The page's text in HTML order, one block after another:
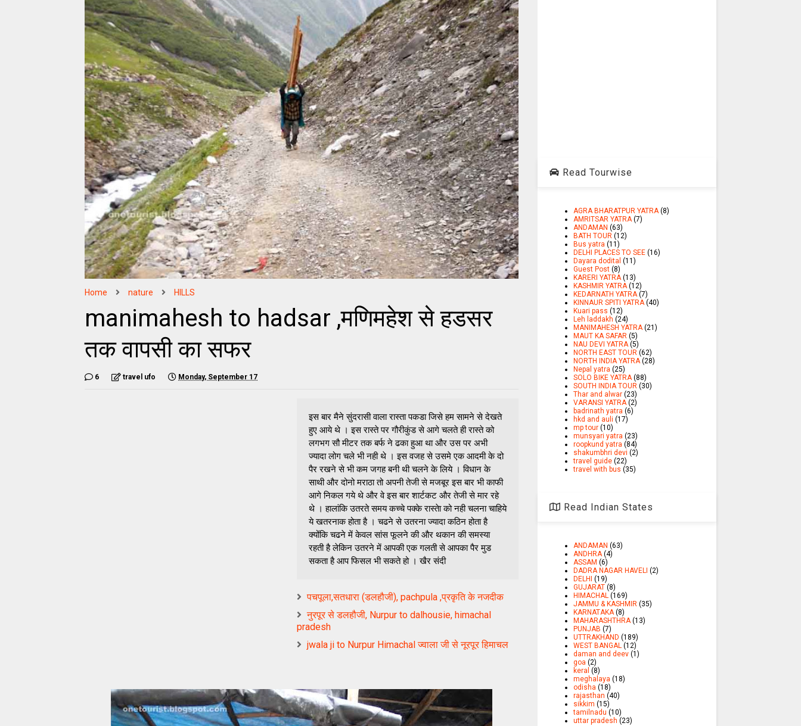
Home nature HILLS
manimahesh to hadsar ,मणिमहेश से हडसर
तक वापसी का सफर
6 travel ufo Monday, September 17
इस बार मैने सुंदरासी वाला रास्ता पकडा जिसे हम सामने से देखते
हुए आये थे । इस रास्ते पर गौरीकुंड से आगे चलते ही रास्ते को
लगभग सौ मीटर तक बर्फ ने ढका हुआ था और उस पर अभी
ज्यादा लोग चले भी नही थे । इस वजह से उसमे एक आदमी के दो
पैर रखने से भी कम जगह बनी थी चलने के लिये । विधान के
साथी और दोनो मराठा तो अपनी तेजी से मजबूर इस बार भी काफी
आगे निकल गये थे और वे इस बार शार्टकट और तेजी से मार रहे
थे । हालांकि उतरते समय कच्चे पक्के रास्तेा को नही चलना चाहिये
ये खतरनाक होता है । चढने से उतरना ज्यादा कठिन होता है
क्योंकि चढने में केवल सांस फूलने की और थकान की समस्या
रहती है लेकिन उतरने में आपकी एक गलती से आपका पैर मुड
सकता है आप फिसल भी सकते हो । खैर संदी
पचपूला,सतधारा (डलहौजी), pachpula ,प्रकृति के नजदीक
नुरपूर से डलहौजी, Nurpur to dalhousie, himachal
pradesh
jwala ji to Nurpur Himachal ज्वाला जी से नूरपूर हिमाचल
Read Tourwise
AGRA BHARATPUR YATRA (8)
AMRITSAR YATRA (7)
ANDAMAN (63)
BATH TOUR (12)
Bus yatra (11)
DELHI PLACES TO SEE (16)
Dayara dodital (11)
Guest Post (8)
KARERI YATRA (13)
KASHMIR YATRA (12)
KEDARNATH YATRA (7)
KINNAUR SPITI YATRA (40)
Kuari pass (12)
Leh laddakh (24)
MANIMAHESH YATRA (21)
MAUT KA SAFAR (5)
NAU DEVI YATRA (5)
NORTH EAST TOUR (62)
NORTH INDIA YATRA (28)
Nepal yatra (25)
SOLO BIKE YATRA (88)
SOUTH INDIA TOUR (30)
Thar and alwar (23)
VARANSI YATRA (2)
badrinath yatra (6)
hkd and auli (17)
mp tour (10)
munsyari yatra (23)
roopkund yatra (84)
shakumbhri devi (2)
travel guide (22)
travel with bus (35)
Read Indian States
ANDAMAN (63)
ANDHRA (4)
ASSAM (6)
DADRA NAGAR HAVELI (2)
DELHI (19)
GUJARAT (8)
HIMACHAL (169)
JAMMU & KASHMIR (35)
KARNATAKA (8)
MAHARASHTHRA (13)
PUNJAB (7)
UTTRAKHAND (189)
WEST BANGAL (12)
daman and deev (1)
goa (2)
keral (8)
meghalaya (18)
odisha (18)
rajasthan (40)
sikkim (15)
tamilnadu (10)
uttar pradesh (23)